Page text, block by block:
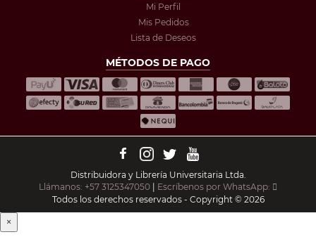
Mi Perfil
Mis Pedidos
Lista de Deseos
MÉTODOS DE PAGO
Distribuidora y Librería Universitaria Ltda.
Llámanos: +57 3125347050 | Escríbenos por WhatsApp:
Todos los derechos reservados - Copyright © 2026
×